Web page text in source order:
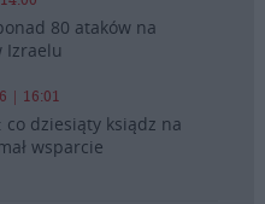
80 ataków na
Izraelu
| 16:01
co dziesiąty ksiądz na
wsparcie